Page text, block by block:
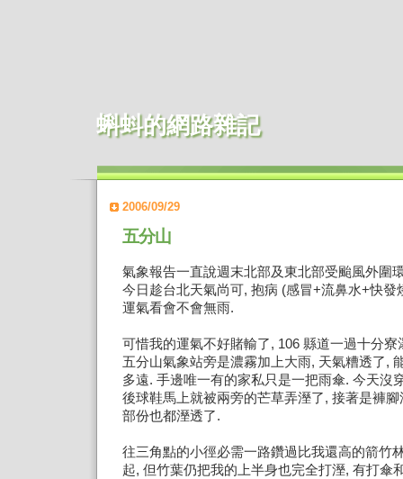
蝌蚪的網路雜記
2006/09/29
五分山
氣象報告一直說週末北部及東北部受颱風外圍
今日趁台北天氣尚可, 抱病 (感冒+流鼻水+快發
運氣看會不會無雨.
可惜我的運氣不好賭輸了, 106 縣道一過十分寮
五分山氣象站旁是濃霧加上大雨, 天氣糟透了,
多遠. 手邊唯一有的家私只是一把雨傘. 今天沒
後球鞋馬上就被兩旁的芒草弄溼了, 接著是褲
部份也都溼透了.
往三角點的小徑必需一路鑽過比我還高的箭竹
起, 但竹葉仍把我的上半身也完全打溼, 有打傘